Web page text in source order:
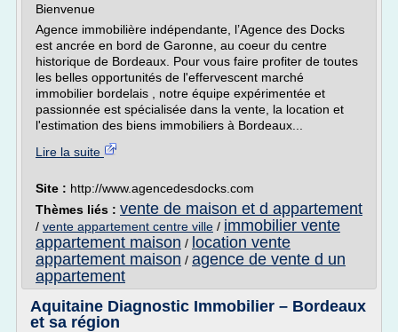
Bienvenue
Agence immobilière indépendante, l’Agence des Docks
est ancrée en bord de Garonne, au coeur du centre
historique de Bordeaux. Pour vous faire profiter de toutes
les belles opportunités de l'effervescent marché
immobilier bordelais , notre équipe expérimentée et
passionnée est spécialisée dans la vente, la location et
l'estimation des biens immobiliers à Bordeaux...
Lire la suite
Site : http://www.agencedesdocks.com
Thèmes liés : vente de maison et d appartement
/ vente appartement centre ville / immobilier vente
appartement maison / location vente
appartement maison / agence de vente d un
appartement
Aquitaine Diagnostic Immobilier – Bordeaux
et sa région